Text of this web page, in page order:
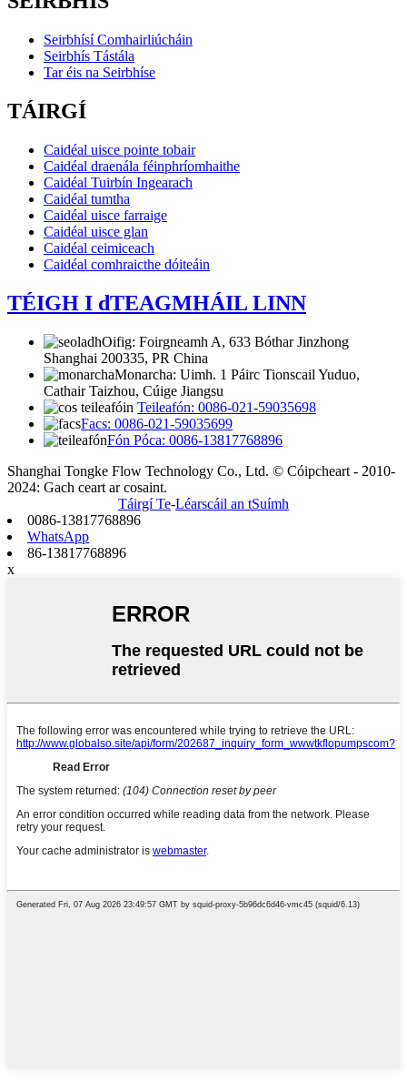
Seirbhísí Comhairliúcháin
Seirbhís Tástála
Tar éis na Seirbhíse
TÁIRGÍ
Caidéal uisce pointe tobair
Caidéal draenála féinphríomhaithe
Caidéal Tuirbín Ingearach
Caidéal tumtha
Caidéal uisce farraige
Caidéal uisce glan
Caidéal ceimiceach
Caidéal comhraicthe dóiteáin
TÉIGH I dTEAGMHÁIL LINN
Oifig: Foirgneamh A, 633 Bóthar Jinzhong
Shanghai 200335, PR China
Monarcha: Uimh. 1 Páirc Tionscail Yuduo,
Cathair Taizhou, Cúige Jiangsu
Teileafón: 0086-021-59035698
Facs: 0086-021-59035699
Fón Póca: 0086-13817768896
Shanghai Tongke Flow Technology Co., Ltd. © Cóipcheart - 2010-
2024: Gach ceart ar cosaint.
Táirgí Te-Léarscáil an tSuímh
0086-13817768896
WhatsApp
86-13817768896
x